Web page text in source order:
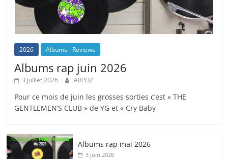
2026 Albums - Reviews
Albums rap juin 2026
3 juillet 2026 ARPOZ
Pour ce mois de juin les grosses sorties c’est « THE
GENTLEMEN’S CLUB » de YG et « Cry Baby
Albums rap mai 2026
3 juin 2026